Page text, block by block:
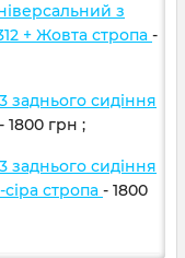
з
+ Жовта стропа -
заднього сидіння
- 1800 грн ;
заднього сидіння
стропа - 1800